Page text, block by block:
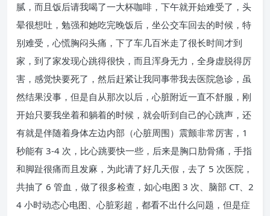
腻，而且饭后请我喝了一大杯咖啡，下午就开始难受了，头
晕很想吐，勉强和她吃完晚饭后，坐公交车回去的时候，特
别难受，心慌胸闷头痛，下了车几百米走了很长时间才到
家，到了家发现心跳得很快，而且浑身无力，全身虚脱得厉
害，感觉快要死了，然后赶紧让我同事带我去医院急诊，虽
然结果没事，但是自从那次以后，心脏附近一直不舒服，刚
开始只要我坐着和躺着的时候，就会听到自己的心跳声，还
有就是伴随着身体左边内部（心脏周围）震颤非常厉害，1
秒能有 3-4 次，比心跳要快一些，后来是胸口肋骨痛，手指
和脚趾很痛而且发麻，为此请了好几天假，去了 5 次医院，
共抽了 6 管血，做了很多检查，如心电图 3 次、脑部 CT、2
4 小时动态心电图、心脏彩超，都看不出什么问题，但是症